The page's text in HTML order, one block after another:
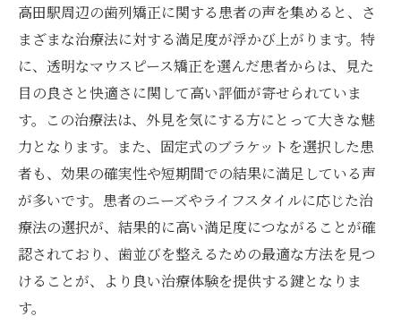
高田駅周辺の歯列矯正に関する患者の声を集めると、さ
まざまな治療法に対する満足度が浮かび上がります。特
に、透明なマウスピース矯正を選んだ患者からは、見た
目の良さと快適さに関して高い評価が寄せられていま
す。この治療法は、外見を気にする方にとって大きな魅
力となります。また、固定式のブラケットを選択した患
者も、効果の確実性や短期間での結果に満足している声
が多いです。患者のニーズやライフスタイルに応じた治
療法の選択が、結果的に高い満足度につながることが確
認されており、歯並びを整えるための最適な方法を見つ
けることが、より良い治療体験を提供する鍵となりま
す。